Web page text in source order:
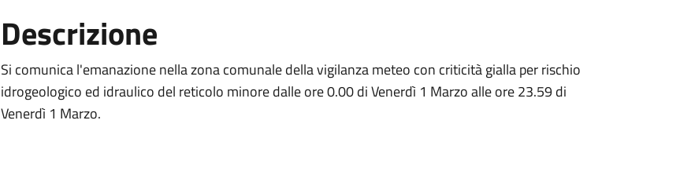
Descrizione
Si comunica l'emanazione nella zona comunale della vigilanza meteo con criticità gialla per rischio
idrogeologico ed idraulico del reticolo minore dalle ore 0.00 di Venerdì 1 Marzo alle ore 23.59 di
Venerdì 1 Marzo.